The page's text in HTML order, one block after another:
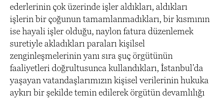
ederlerinin çok üzerinde işler aldıkları, aldıkları
işlerin bir çoğunun tamamlanmadıkları, bir kısmının
ise hayali işler olduğu, naylon fatura düzenlemek
suretiyle akladıkları paraları kişilsel
zenginleşmelerinin yanı sıra şuç örgütünün
faaliyetleri doğrultusunca kullandıkları, İstanbul’da
yaşayan vatandaşlarımızın kişisel verilerinin hukuka
aykırı bir şekilde temin edilerek örgütün devamlılığı